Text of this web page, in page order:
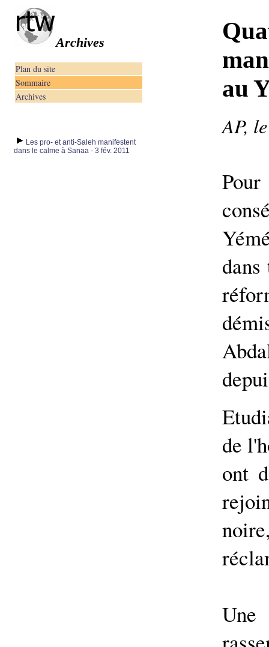
Archives
Plan du site
Sommaire
Archives
Les pro- et anti-Saleh manifestent
dans le calme à Sanaa - 3 fév. 2011
au
AP,
de
ont